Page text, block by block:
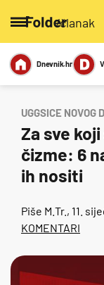
/članak
Sexy
Dnevnik.hr
UGGSICE NOVOG
Za sve
čizme: 6
ih nositi
Piše M.Tr. , 11.
KOMENTARI